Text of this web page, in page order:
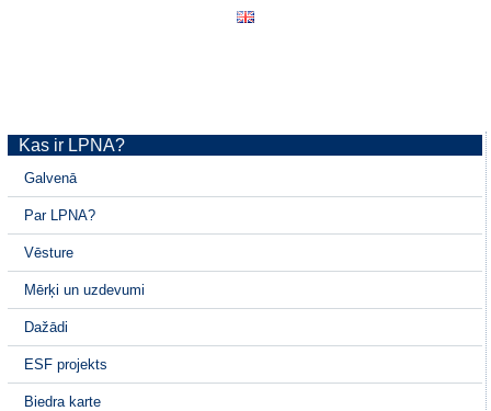
Kas ir LPNA?
Galvenā
Par LPNA?
Vēsture
Mērķi un uzdevumi
Dažādi
ESF projekts
Biedra karte